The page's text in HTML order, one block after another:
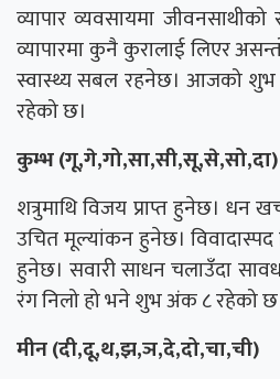
व्यापार व्यवसायमा
व्यापारमा कुनै कुरालाई लिएर
स्वास्थ्य सबल रहनेछ। आजको
रहेको छ।
कुम्भ (गू,गे,गो,सा,सी,सू,से,सो,दा)
शत्रुमाथि विजय प्राप्त हुनेछ। धन
उचित मूल्यांकन हुनेछ। विवादास्पद
हुनेछ। सवारी साधन चलाउँदा
रंग निलो हो भने शुभ अंक ८ रहेको
मीन (दी,दू,थ,झ,ञ,दे,दो,चा,ची)